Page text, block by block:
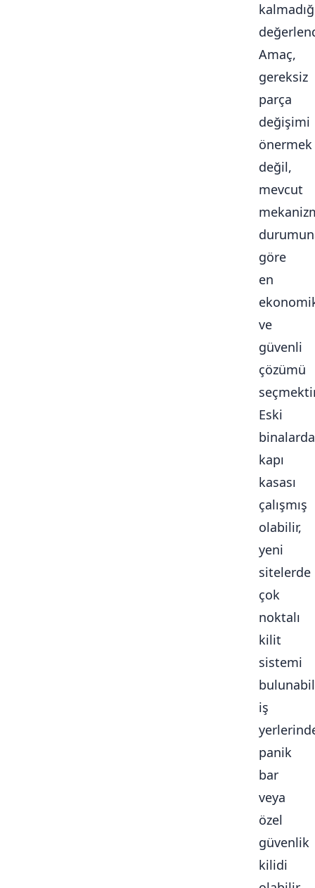
Amaç,
gereksiz
parça
değişimi
önermek
değil,
mevcut
göre
en
ve
güvenli
çözümü
Eski
binalarda
kapı
kasası
çalışmış
olabilir,
yeni
sitelerde
çok
noktalı
kilit
sistemi
iş
panik
bar
veya
özel
güvenlik
kilidi